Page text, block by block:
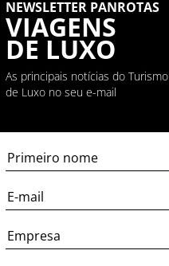
NEWSLETTER PANROTAS
VIAGENS
DE LUXO
As principais notícias do Turismo
de Luxo no seu e-mail